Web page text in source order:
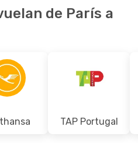
de París a
TAP Portugal